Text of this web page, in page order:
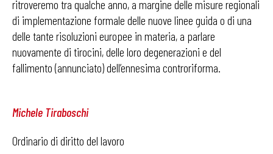
ritroveremo tra qualche anno, a margine delle misure regionali
di implementazione formale delle nuove linee guida o di una
delle tante risoluzioni europee in materia, a parlare
nuovamente di tirocini, delle loro degenerazioni e del
fallimento (annunciato) dell’ennesima controriforma.
Michele Tiraboschi
Ordinario di diritto del lavoro